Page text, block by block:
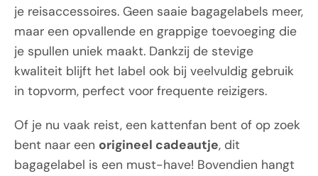
je reisaccessoires. Geen saaie bagagelabels meer,
maar een opvallende en grappige toevoeging die
je spullen uniek maakt. Dankzij de stevige
kwaliteit blijft het label ook bij veelvuldig gebruik
in topvorm, perfect voor frequente reizigers.
Of je nu vaak reist, een kattenfan bent of op zoek
bent naar een origineel cadeautje, dit
bagagelabel is een must-have! Bovendien hangt